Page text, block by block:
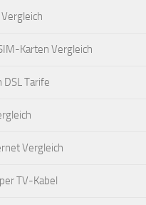
Karten Vergleich
DSL Tarife
Vergleich
TV-Kabel